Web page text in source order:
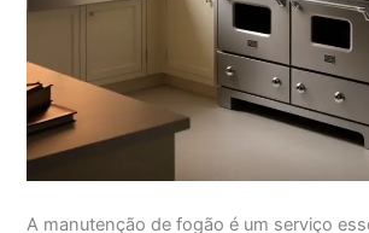
A manutenção de fogão é um serviço